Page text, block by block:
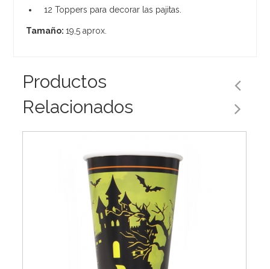
12 Toppers para decorar las pajitas.
Tamaño:19,5 aprox.
Productos
Relacionados